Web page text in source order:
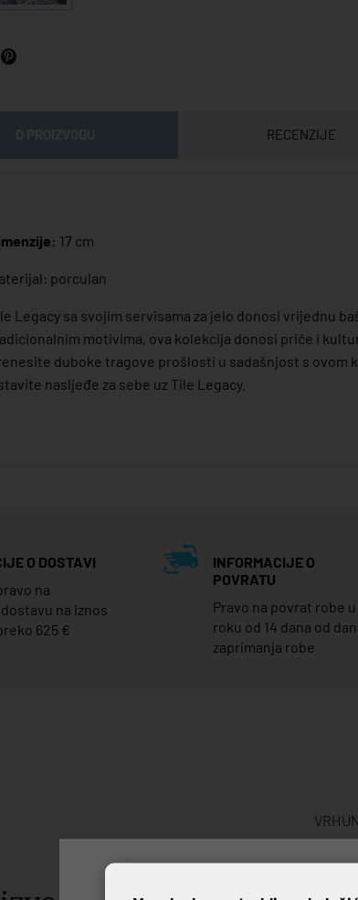
RECENZIJE
17 cm
porculan
Legacy sa svojim servisama za jelo donosi vrijednu
motivima, ova kolekcija donosi priče i
duboke tragove prošlosti u sadašnjost s ovom
nasljeđe za sebe uz Tile Legacy.
O DOSTAVI
na
na iznos
625 €
INFORMACIJE O
POVRATU
Pravo na povrat robe u
roku od 14 dana od
zaprimanja robe